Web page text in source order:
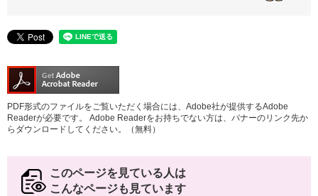
PDF形式のファイルをご覧いただく場合には、Adobe社が提供するAdobe
Readerが必要です。
Adobe Readerをお持ちでない方は、バナーのリンク先か
らダウンロードしてください。（無料）
このページを見ている人は
こんなページも見ています